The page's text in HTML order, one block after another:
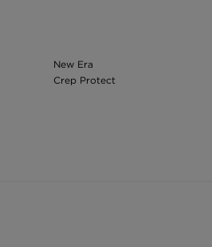
New Era
Crep Protect